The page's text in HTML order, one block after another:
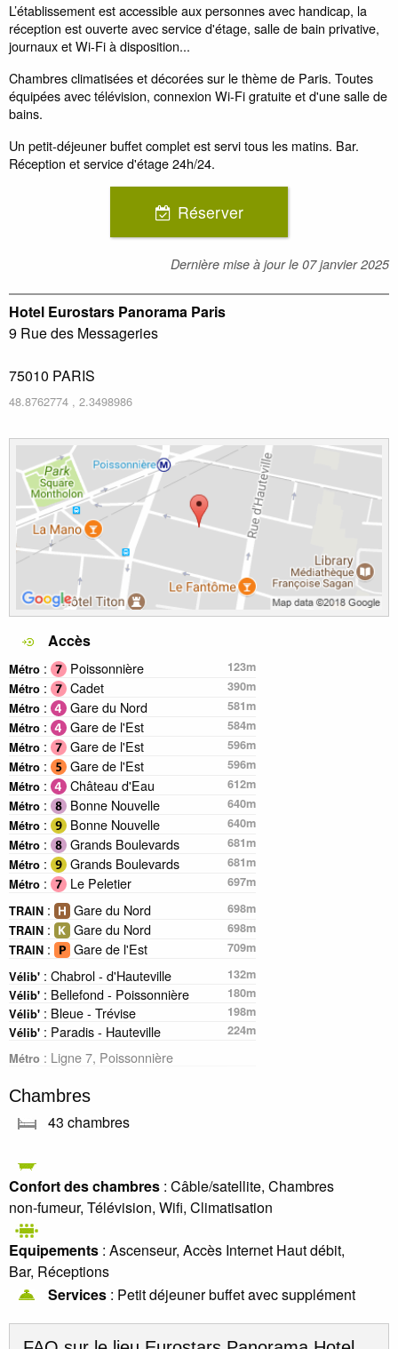
L’établissement est accessible aux personnes avec handicap, la
réception est ouverte avec service d'étage, salle de bain privative,
journaux et Wi-Fi à disposition...
Chambres climatisées et décorées sur le thème de Paris. Toutes
équipées avec télévision, connexion Wi-Fi gratuite et d'une salle de
bains.
Un petit-déjeuner buffet complet est servi tous les matins. Bar.
Réception et service d'étage 24h/24.
Réserver
Dernière mise à jour le 07 janvier 2025
Hotel Eurostars Panorama Paris
9 Rue des Messageries
75010 PARIS
48.8762774 , 2.3498986
Accès
Métro : Poissonnière
123m
Métro : Cadet
390m
Métro : Gare du Nord
581m
Métro : Gare de l'Est
584m
Métro : Gare de l'Est
596m
Métro : Gare de l'Est
596m
Métro : Château d'Eau
612m
Métro : Bonne Nouvelle
640m
Métro : Bonne Nouvelle
640m
Métro : Grands Boulevards
681m
Métro : Grands Boulevards
681m
Métro : Le Peletier
697m
TRAIN : Gare du Nord
698m
TRAIN : Gare du Nord
698m
TRAIN : Gare de l'Est
709m
Vélib' : Chabrol - d'Hauteville
132m
Vélib' : Bellefond - Poissonnière
180m
Vélib' : Bleue - Trévise
198m
Vélib' : Paradis - Hauteville
224m
Métro : Ligne 7, Poissonnière
Chambres
43 chambres
Confort des chambres : Câble/satellite, Chambres
non-fumeur, Télévision, Wifi, Climatisation
Equipements : Ascenseur, Accès Internet Haut débit,
Bar, Réceptions
Services : Petit déjeuner buffet avec supplément